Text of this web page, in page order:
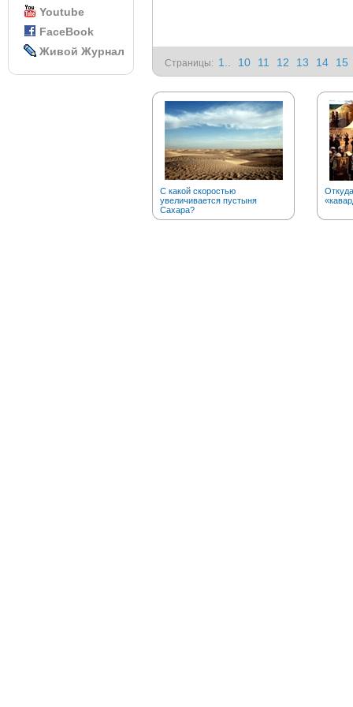
Youtube
FaceBook
Живой Журнал
Страницы: 1.. 10 11 12 13 14 15
С какой скоростью
увеличивается пустыня
Сахара?